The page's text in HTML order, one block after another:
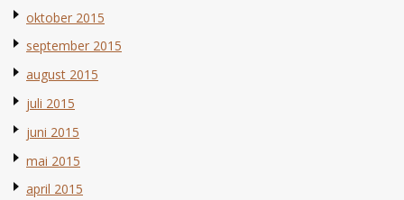
oktober 2015
september 2015
august 2015
juli 2015
juni 2015
mai 2015
april 2015